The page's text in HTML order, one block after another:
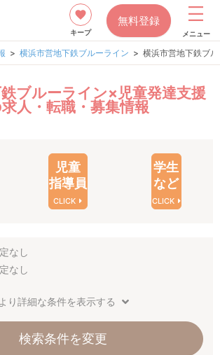
キープ
無料登録
メニュー
横浜市営地下鉄ブルーライン 横浜市営地下鉄ブ
ブルーライン×児童発達支援
人・転職・募集情報
児童
指導員
CLICK
学生
など
CLICK
なし
なし
より詳細な条件を表示する
検索条件を変更